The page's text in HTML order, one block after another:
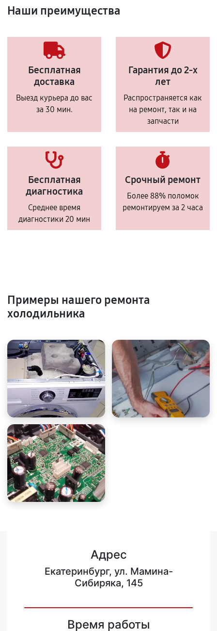
Наши преимущества
Бесплатная
доставка
Выезд курьера до вас
за 30 мин.
Гарантия до 2-х
лет
Распространяется как
на ремонт, так и на
запчасти
Бесплатная
диагностика
Среднее время
диагностики 20 мин
Срочный ремонт
Более 88% поломок
ремонтируем за 2 часа
Примеры нашего ремонта
холодильника
Адрес
Екатеринбург, ул. Мамина-
Сибиряка, 145
Время работы